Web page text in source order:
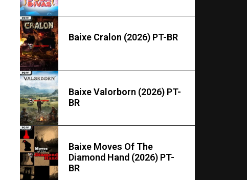
Baixe Cralon (2026) PT-BR
Baixe Valorborn (2026) PT-
BR
Baixe Moves Of The
Diamond Hand (2026) PT-
BR